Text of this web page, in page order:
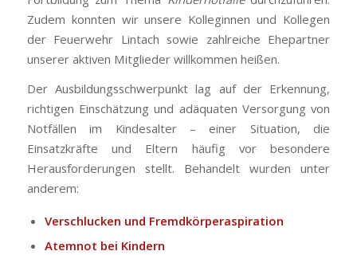
Zudem konnten wir unsere Kolleginnen und Kollegen
der Feuerwehr Lintach sowie zahlreiche Ehepartner
unserer aktiven Mitglieder willkommen heißen.
Der Ausbildungsschwerpunkt lag auf der Erkennung,
richtigen Einschätzung und adäquaten Versorgung von
Notfällen im Kindesalter – einer Situation, die
Einsatzkräfte und Eltern häufig vor besondere
Herausforderungen stellt. Behandelt wurden unter
anderem:
Verschlucken und Fremdkörperaspiration
Atemnot bei Kindern